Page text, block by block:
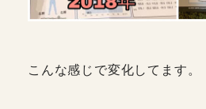
こんな感じで変化してます。